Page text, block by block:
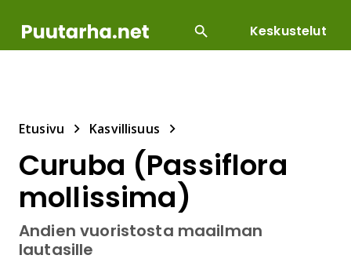
Keskustelut
Etusivu Kasvillisuus
Curuba (Passiflora
mollissima)
Andien vuoristosta maailman
lautasille